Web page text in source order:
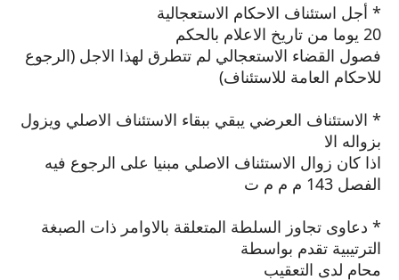
* أجل استئناف الاحكام الاستعجالية
20 يوما من تاريخ الاعلام بالحكم
فصول القضاء الاستعجالي لم تتطرق لهذا الاجل (الرجوع
للاحكام العامة للاستئناف)
* الاستئناف العرضي يبقي ببقاء الاستئناف الاصلي ويزول
بزواله الا
اذا كان زوال الاستئناف الاصلي مبنيا على الرجوع فيه
الفصل 143 م م م ت
* دعاوى تجاوز السلطة المتعلقة بالاوامر ذات الصبغة
الترتيبية تقدم بواسطة
محام لدى التعقيب